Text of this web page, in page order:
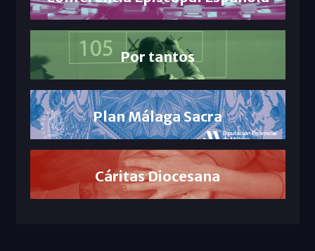
Por tantos
Plan Málaga Sacra
Cáritas Diocesana